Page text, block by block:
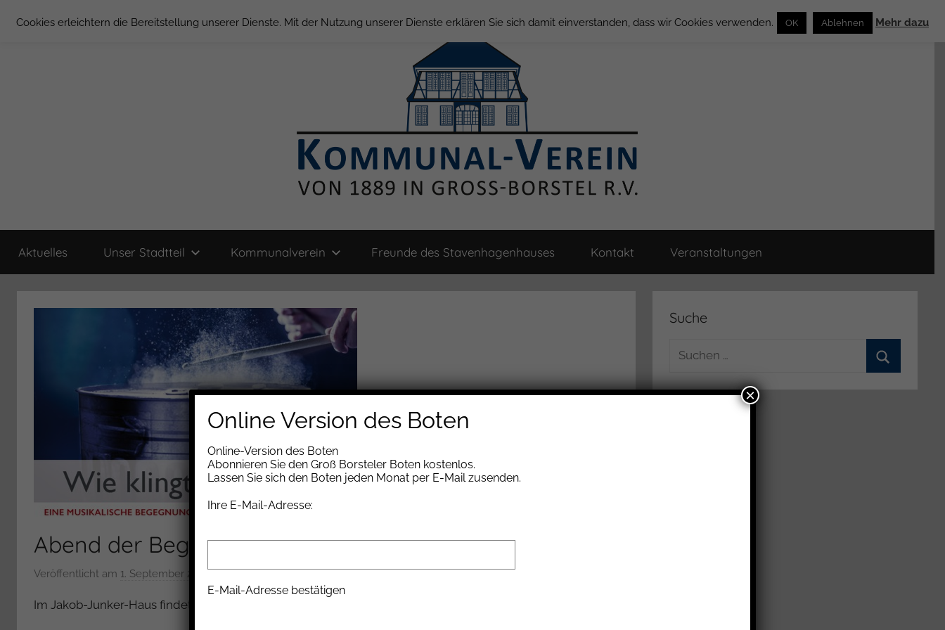
Inhalt
Groß
Borstel
Verein
von
Aktuelles Unser Stadtteil Kommunalverein Freunde des Stavenhagenhauses Kontakt Veranstaltungen
Abend der Begegnung
Veröffentlicht am 1. September 2017v
o
Im Jakob-Junker-Haus findet am 15.09. ein musikalischer Abend der Begegnung statt.
Suche
Suchen
Cookies erleichtern die Bereitstellung unserer Dienste. Mit der Nutzung unserer Dienste erklären Sie sich damit einverstanden, dass wir Cookies verwenden. OK Ablehnen Mehr dazu
Online Version des Boten
Online-Version des Boten
Abonnieren Sie den Groß Borsteler Boten kostenlos.
Lassen Sie sich den Boten jeden Monat per E-Mail zusenden.
Ihre E-Mail-Adresse:
E-Mail-Adresse bestätigen
×